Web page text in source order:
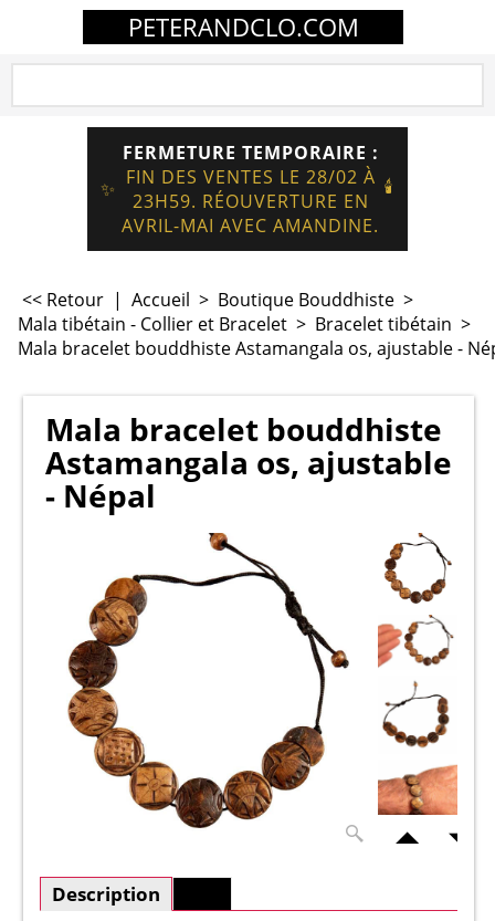
PETERANDCLO.COM
✨
FERMETURE TEMPORAIRE :
FIN DES VENTES LE 28/02 À
23H59. RÉOUVERTURE EN
AVRIL-MAI AVEC AMANDINE.
🕯️
<< Retour | Accueil > Boutique Bouddhiste >
Mala tibétain - Collier et Bracelet > Bracelet tibétain >
Mala bracelet bouddhiste Astamangala os, ajustable -
Mala bracelet bouddhiste
Astamangala os, ajustable
- Népal
Description